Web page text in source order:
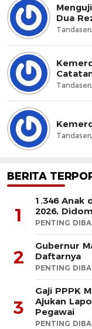
Dua
BERITA
1
1.346 Anak
2026,
PENTING
2
Gubernur
Daftarnya
PENTING
3
Gaji PPPK
Ajukan
Pegawai
PENTING